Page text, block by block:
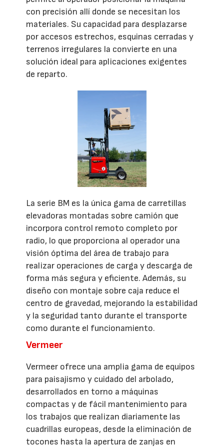
con precisión allí donde se necesitan los
materiales. Su capacidad para desplazarse
por accesos estrechos, esquinas cerradas y
terrenos irregulares la convierte en una
solución ideal para aplicaciones exigentes
de reparto.
La serie BM es la única gama de carretillas
elevadoras montadas sobre camión que
incorpora control remoto completo por
radio, lo que proporciona al operador una
visión óptima del área de trabajo para
realizar operaciones de carga y descarga de
forma más segura y eficiente. Además, su
diseño con montaje sobre caja reduce el
centro de gravedad, mejorando la estabilidad
y la seguridad tanto durante el transporte
como durante el funcionamiento.
Vermeer
Vermeer ofrece una amplia gama de equipos
para paisajismo y cuidado del arbolado,
desarrollados en torno a máquinas
compactas y de fácil mantenimiento para
los trabajos que realizan diariamente las
cuadrillas europeas, desde la eliminación de
tocones hasta la apertura de zanjas en